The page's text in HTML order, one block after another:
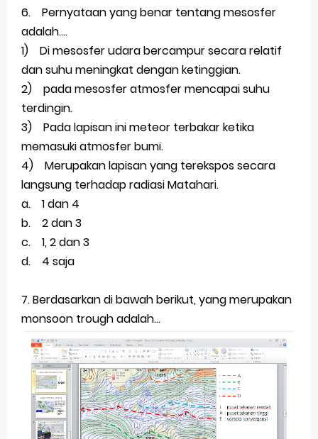
6. Pernyataan yang benar tentang mesosfer
adalah....
1) Di mesosfer udara bercampur secara relatif
dan suhu meningkat dengan ketinggian.
2) pada mesosfer atmosfer mencapai suhu
terdingin.
3) Pada lapisan ini meteor terbakar ketika
memasuki atmosfer bumi.
4) Merupakan lapisan yang terekspos secara
langsung terhadap radiasi Matahari.
a. 1 dan 4
b. 2 dan 3
c. 1, 2 dan 3
d. 4 saja
7. Berdasarkan di bawah berikut, yang merupakan
monsoon trough adalah...